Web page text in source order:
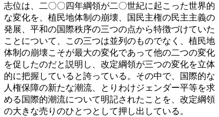
志位は、二〇〇四年綱領が二〇世紀に起こった世界的
な変化を、植民地体制の崩壊、国民主権の民主主義の
発展、平和の国際秩序の三つの点から特徴づけていた
ことについて、この三つは並列のものでなく、植民地
体制の崩壊こそが最大の変化であって他の二つの変化
を促したのだと説明し、改定綱領が三つの変化を立体
的に把握していると誇っている。その中で、国際的な
人権保障の新たな潮流、とりわけジェンダー平等を求
める国際的潮流について明記されたことを、改定綱領
の大きな売りのひとつとして押し出している。